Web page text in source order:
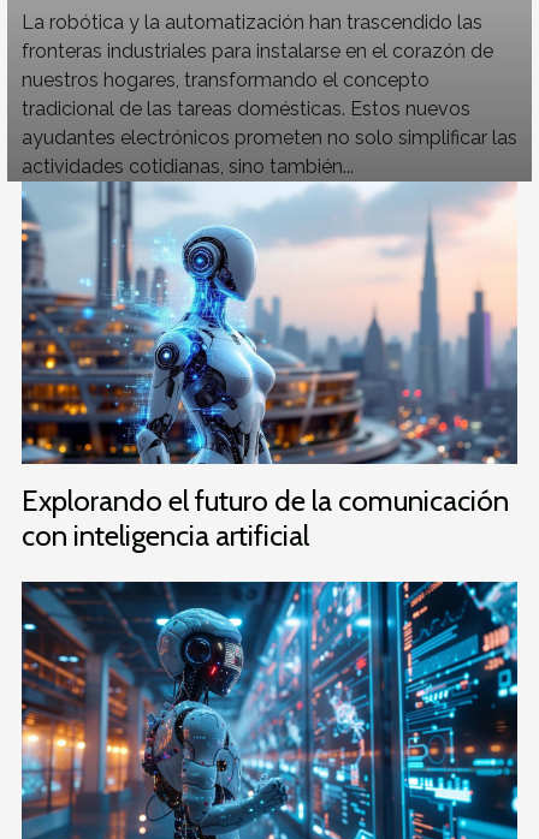
La robótica y la automatización han trascendido las
fronteras industriales para instalarse en el corazón de
nuestros hogares, transformando el concepto
tradicional de las tareas domésticas. Estos nuevos
ayudantes electrónicos prometen no solo simplificar las
actividades cotidianas, sino también...
Explorando el futuro de la comunicación
con inteligencia artificial